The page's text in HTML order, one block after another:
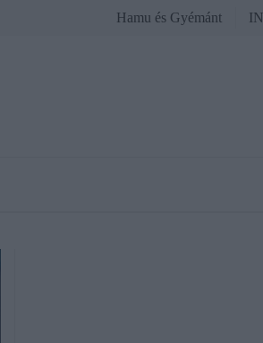
Hamu és Gyémánt IN